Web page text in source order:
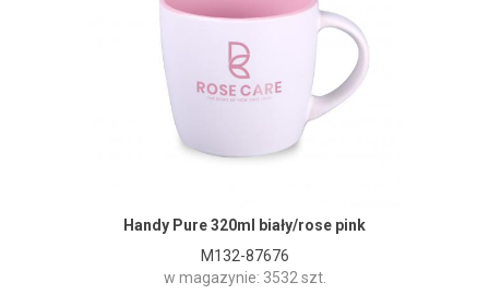
Handy Pure 320ml biały/rose pink
M132-87676
w magazynie: 3532 szt.